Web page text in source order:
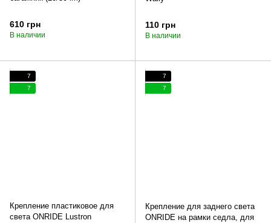
610 грн
В наличии
110 грн
В наличии
7
7
Крепление пластиковое для
света ONRIDE Lustron
7
7
Крепление для заднего света
ONRIDE на рамки седла, для